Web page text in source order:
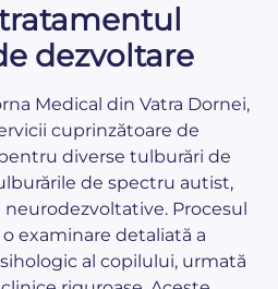
dezvoltare
Medical din Vatra Dornei,
cuprinzătoare de
diverse tulburări de
de spectru autist,
Procesul
examinare detaliată a
al copilului, urmată